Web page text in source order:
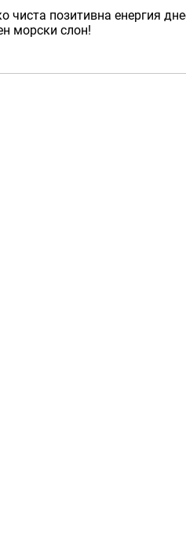
позитивна енергия
морски слон!